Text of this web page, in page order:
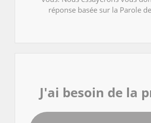
réponse basée sur la Parole
J'ai besoin de la